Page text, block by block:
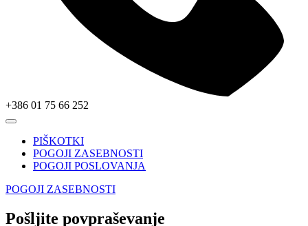
+386 01 75 66 252
PIŠKOTKI
POGOJI ZASEBNOSTI
POGOJI POSLOVANJA
POGOJI ZASEBNOSTI
Pošljite povpraševanje